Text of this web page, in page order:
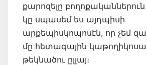
քարոզելը բողոքականներուն
կը սպասեմ ես այդպիսի
արքեպիսկոպոսէն, որ չեմ
մը հետագային
թեկնածու ըլլայ։